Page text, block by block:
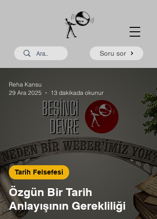
Soru sor
Özgün Bir Tarih
Anlayışının Gerekliliği
Tarih Felsefesi
Reha Kansu
29 Ara 2025
13 dakikada okunur